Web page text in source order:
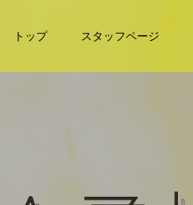
トップ スタッフページ